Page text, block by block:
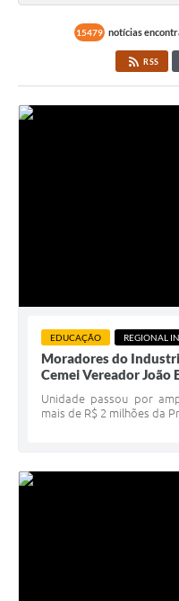
15479 notícias
RSS
EDUCAÇÃO REGIONAL
Moradores do
Cemei Vereador João
Unidade passou por
mais de R$ 2 milhões da